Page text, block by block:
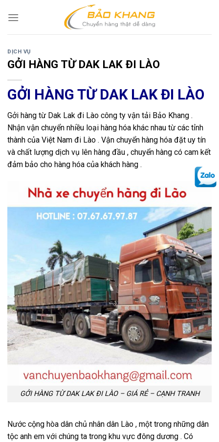
DỊCH VỤ
GỞI HÀNG TỪ DAK LAK ĐI LÀO
GỞI HÀNG TỪ DAK LAK ĐI LÀO
Gởi hàng từ Dak Lak đi Lào công ty vận tải Bảo Khang .
Nhận vận chuyển nhiều loại hàng hóa khác nhau từ các tỉnh
thành của Việt Nam đi Lào . Vận chuyển hàng hóa đặt uy tín
và chất lượng dịch vụ lên hàng đầu , chuyển hàng có cam kết
đảm bảo cho hàng hóa của khách hàng .
GỞI HÀNG TỪ DAK LAK ĐI LÀO – GIÁ RẺ – CẠNH TRANH
Nước cộng hòa dân chủ nhân dân Lào , một trong những dân
tộc anh em với chúng ta trong khu vực đông dương . Có